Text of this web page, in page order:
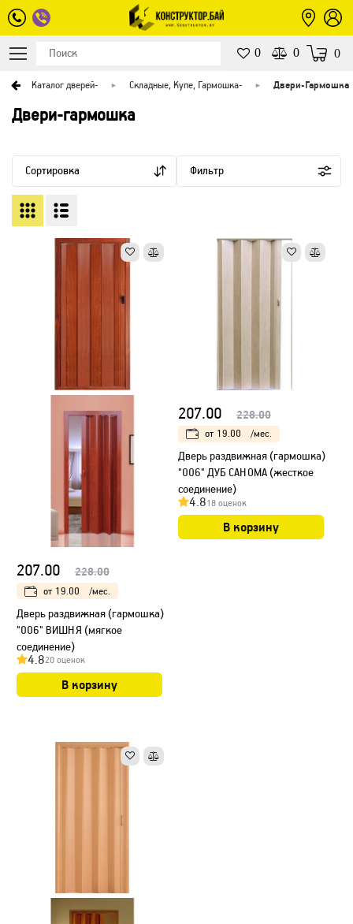
0 0 0
Каталог дверей- Складные, Купе, Гармошка- Двери-Гармошка
Двери-гармошка
Сортировка Фильтр
207.00 228.00
от 19.00 /мес.
Дверь раздвижная (гармошка)
"006" ВИШНЯ (мягкое
соединение)
4.820 оценок
В корзину
207.00 228.00
от 19.00 /мес.
Дверь раздвижная (гармошка)
"006" ДУБ САНОМА (жесткое
соединение)
4.818 оценок
В корзину